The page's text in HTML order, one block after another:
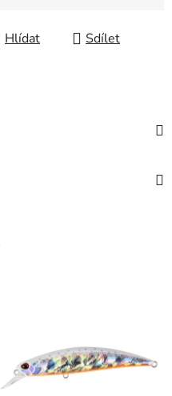
Hlídat Sdílet